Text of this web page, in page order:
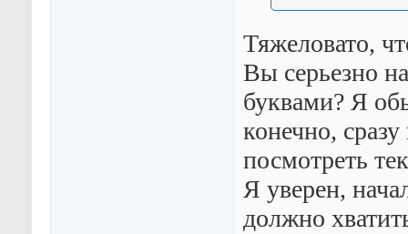
Тяжеловато,
Вы серьезно
буквами? Я
конечно,
посмотреть
Я уверен,
должно